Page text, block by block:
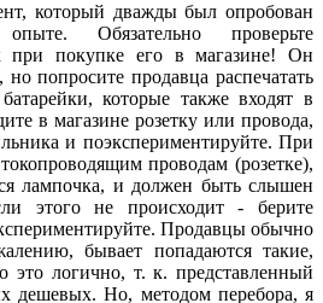
который дважды был опробован
Обязательно проверьте
при покупке его в магазине! Он
но попросите продавца распечатать
которые также входят в
в магазине розетку или провода,
и поэкспериментируйте. При
проводам (розетке),
лампочка, и должен быть слышен
этого не происходит - берите
Продавцы обычно
бывает попадаются такие,
это логично, т. к. представленный
дешевых. Но, методом перебора, я